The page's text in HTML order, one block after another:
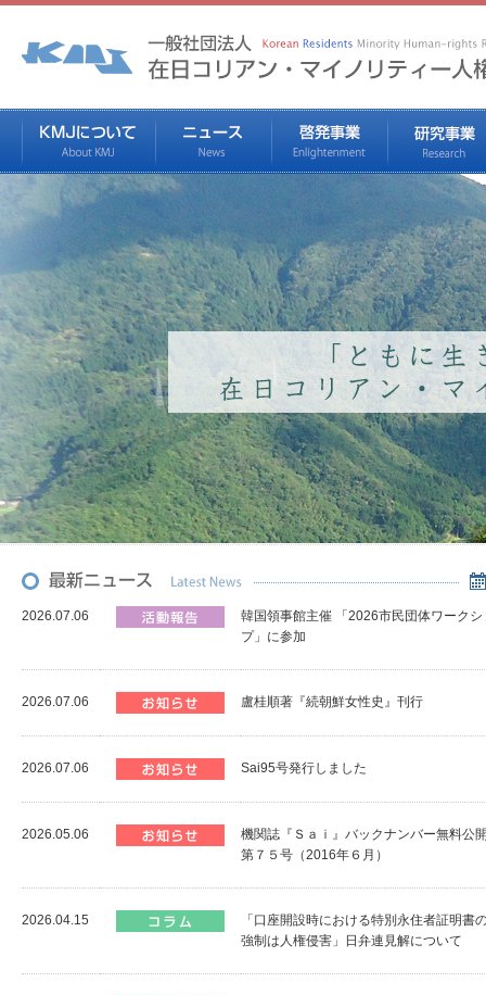
2026.07.06
韓国領事館主催 「2026市民団体ワークシ
プ」に参加
2026.07.06 盧桂順著『続朝鮮女性史』刊行
2026.07.06 Sai95号発行しました
2026.05.06
機関誌『Ｓａｉ』バックナンバー無料
第７５号（2016年６月）
2026.04.15
「口座開設時における特別永住者証明書
強制は人権侵害」日弁連見解について